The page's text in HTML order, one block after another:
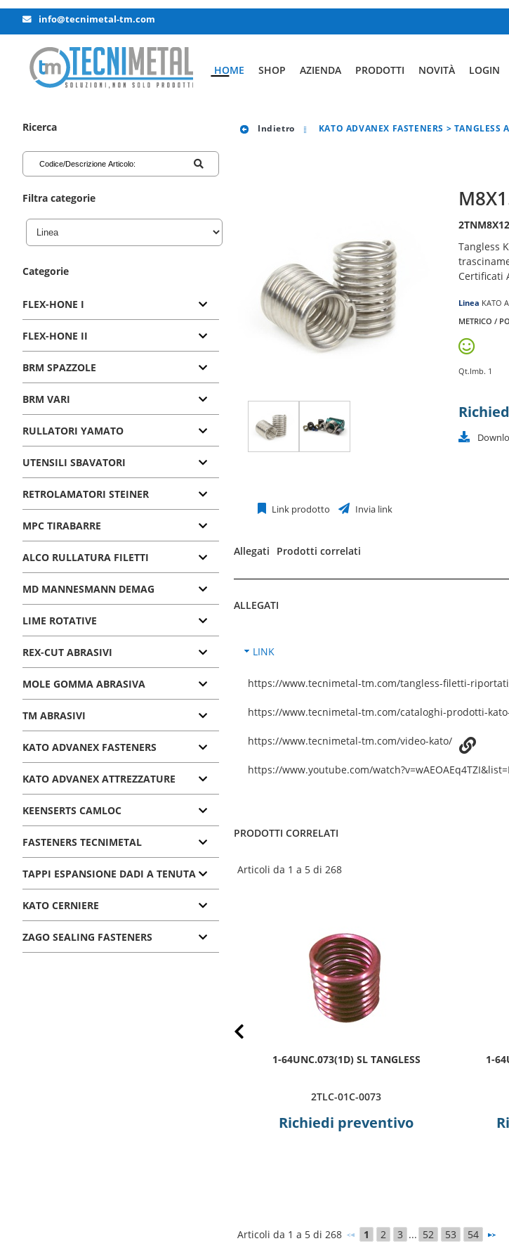
info@tecnimetal-tm.com
HOME SHOP AZIENDA PRODOTTI NOVITÀ LOGIN
Ricerca
Filtra categorie
Categorie
FLEX-HONE I
FLEX-HONE II
BRM SPAZZOLE
BRM VARI
RULLATORI YAMATO
UTENSILI SBAVATORI
RETROLAMATORI STEINER
MPC TIRABARRE
ALCO RULLATURA FILETTI
MD MANNESMANN DEMAG
LIME ROTATIVE
REX-CUT ABRASIVI
MOLE GOMMA ABRASIVA
TM ABRASIVI
KATO ADVANEX FASTENERS
KATO ADVANEX ATTREZZATURE
KEENSERTS CAMLOC
FASTENERS TECNIMETAL
TAPPI ESPANSIONE DADI A TENUTA
KATO CERNIERE
ZAGO SEALING FASTENERS
Indietro KATO ADVANEX FASTENERS > TANGLESS
Tangless
Certificati
Linea KATO
METRICO /
Qt.Imb. 1
Link prodotto Invia link
Allegati Prodotti correlati
ALLEGATI
LINK
https://www.tecnimetal-tm.com/tangless-filetti-
https://www.tecnimetal-tm.com/cataloghi-prodotti-
https://www.tecnimetal-tm.com/video-kato/
https://www.youtube.com/
PRODOTTI CORRELATI
Articoli da 1 a 5 di 268
1-64UNC.073(1D) SL TANGLESS
2TLC-01C-0073
Richiedi preventivo
1-
Articoli da 1 a 5 di 268 1 2 3 ... 52 53 54